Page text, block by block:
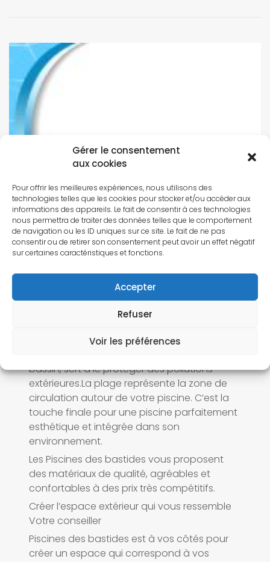
Gérer le consentement
aux cookies
Pour offrir les meilleures expériences, nous utilisons des
technologies telles que les cookies pour stocker et/ou accéder aux
informations des appareils. Le fait de consentir à ces technologies
nous permettra de traiter des données telles que le comportement
de navigation ou les ID uniques sur ce site. Le fait de ne pas
consentir ou de retirer son consentement peut avoir un effet négatif
sur certaines caractéristiques et fonctions.
Accepter
Refuser
Voir les préférences
Un véritable espace
bassin, sert à le protéger des pollutions
extérieures.La plage représente la zone de
circulation autour de votre piscine. C’est la
touche finale pour une piscine parfaitement
esthétique et intégrée dans son
environnement.
Les Piscines des bastides vous proposent
des matériaux de qualité, agréables et
confortables à des prix très compétitifs.
Créer l’espace extérieur qui vous ressemble
Votre conseiller
Piscines des bastides est à vos côtés pour
créer un espace qui correspond à vos